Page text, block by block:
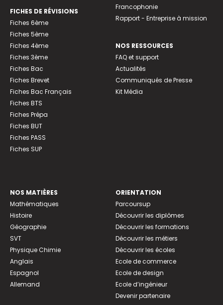
FICHES DE RÉVISIONS
Fiches 6ème
Fiches 5ème
Fiches 4ème
Fiches 3ème
Fiches Bac
Fiches Brevet
Fiches Bac Français
Fiches BTS
Fiches Prépa
Fiches BUT
Fiches PASS
Fiches SUP
Francophonie
Rapport - Entreprise à mission
NOS RESSOURCES
FAQ et support
Actualités
Communiqués de Presse
Kit Média
NOS MATIÈRES
Mathématiques
Histoire
Géographie
SVT
Physique Chimie
Anglais
Espagnol
Allemand
ORIENTATION
Parcoursup
Découvrir les diplômes
Découvrir les formations
Découvrir les métiers
Découvrir les écoles
Ecole de commerce
Ecole de design
Ecole d’ingénieur
Devenir partenaire